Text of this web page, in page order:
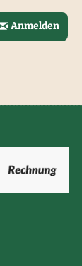
Anmelden